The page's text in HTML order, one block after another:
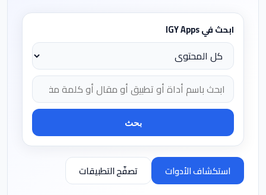
ابحث في IGY Apps
اختر نطاق البحث
ابحث في الأدوات والتطبيقات والمقالات والقصص
بحث
استكشاف الأدوات تصفّح التطبيقات